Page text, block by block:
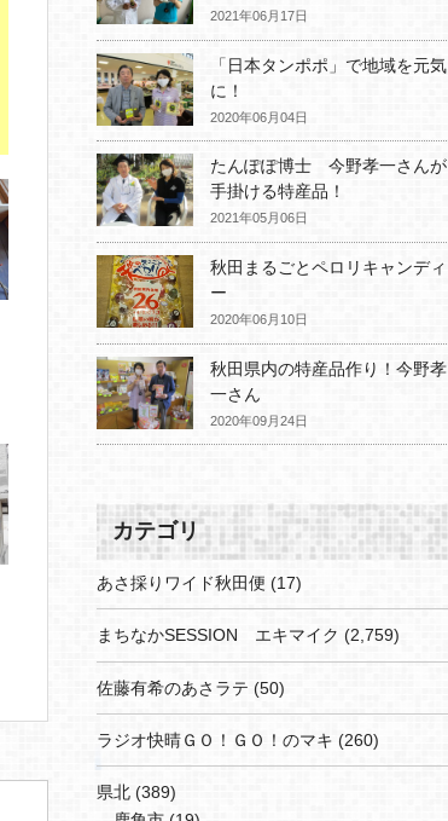
2021年06月17日
「日本タンポポ」で地域を元気
に！
2020年06月04日
たんぽぽ博士 今野孝一さんが
手掛ける特産品！
2021年05月06日
秋田まるごとペロリキャンディ
ー
2020年06月10日
秋田県内の特産品作り！今野孝
一さん
2020年09月24日
カテゴリ
あさ採りワイド秋田便 (17)
まちなかSESSION エキマイク (2,759)
佐藤有希のあさラテ (50)
ラジオ快晴ＧＯ！ＧＯ！のマキ (260)
県北 (389)